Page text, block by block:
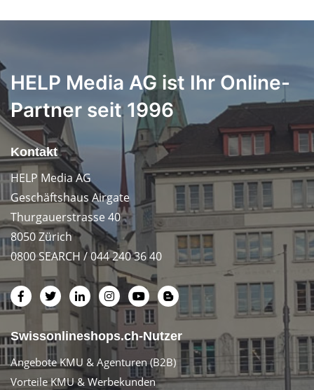
HELP Media AG ist Ihr Online-
Partner seit 1996
Kontakt
HELP Media AG
Geschäftshaus Airgate
Thurgauerstrasse 40
8050 Zürich
0800 SEARCH / 044 240 36 40
Swissonlineshops.ch-Nutzer
Angebote KMU & Agenturen (B2B)
Vorteile KMU & Werbekunden